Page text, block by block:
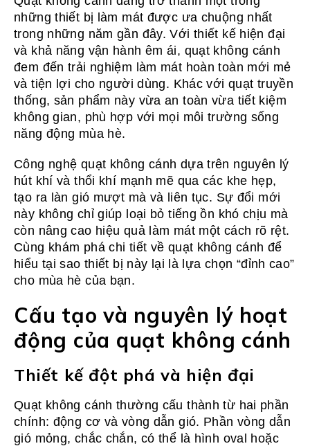
những thiết bị làm mát được ưa chuộng nhất
trong những năm gần đây. Với thiết kế hiện đại
và khả năng vận hành êm ái, quạt không cánh
đem đến trải nghiệm làm mát hoàn toàn mới mẻ
và tiện lợi cho người dùng. Khác với quạt truyền
thống, sản phẩm này vừa an toàn vừa tiết kiệm
không gian, phù hợp với mọi môi trường sống
năng động mùa hè.
Công nghệ quạt không cánh dựa trên nguyên lý
hút khí và thổi khí mạnh mẽ qua các khe hẹp,
tạo ra làn gió mượt mà và liên tục. Sự đổi mới
này không chỉ giúp loại bỏ tiếng ồn khó chịu mà
còn nâng cao hiệu quả làm mát một cách rõ rệt.
Cùng khám phá chi tiết về quạt không cánh để
hiểu tại sao thiết bị này lại là lựa chọn “đỉnh cao”
cho mùa hè của bạn.
Cấu tạo và nguyên lý hoạt
động của quạt không cánh
Thiết kế đột phá và hiện đại
Quạt không cánh thường cấu thành từ hai phần
chính: động cơ và vòng dẫn gió. Phần vòng dẫn
gió mỏng, chắc chắn, có thể là hình oval hoặc